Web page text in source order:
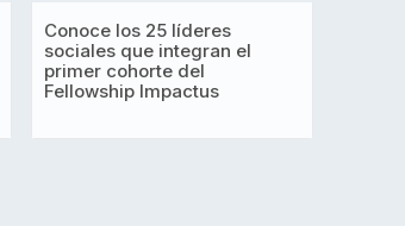
Conoce los 25 líderes
sociales que integran el
primer cohorte del
Fellowship Impactus